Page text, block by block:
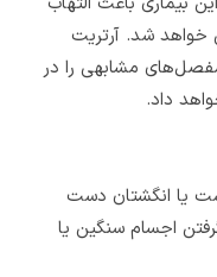
شد. آرتریت
مشابهی را در
داد.
یا انگشتان دست
اجسام سنگین یا